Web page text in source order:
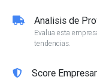
Analisis de
Evalua esta
tendencias.
Score